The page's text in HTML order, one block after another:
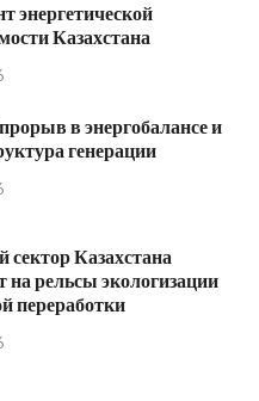
энергетической
Казахстана
в энергобалансе и
генерации
сектор Казахстана
на рельсы экологизации
переработки